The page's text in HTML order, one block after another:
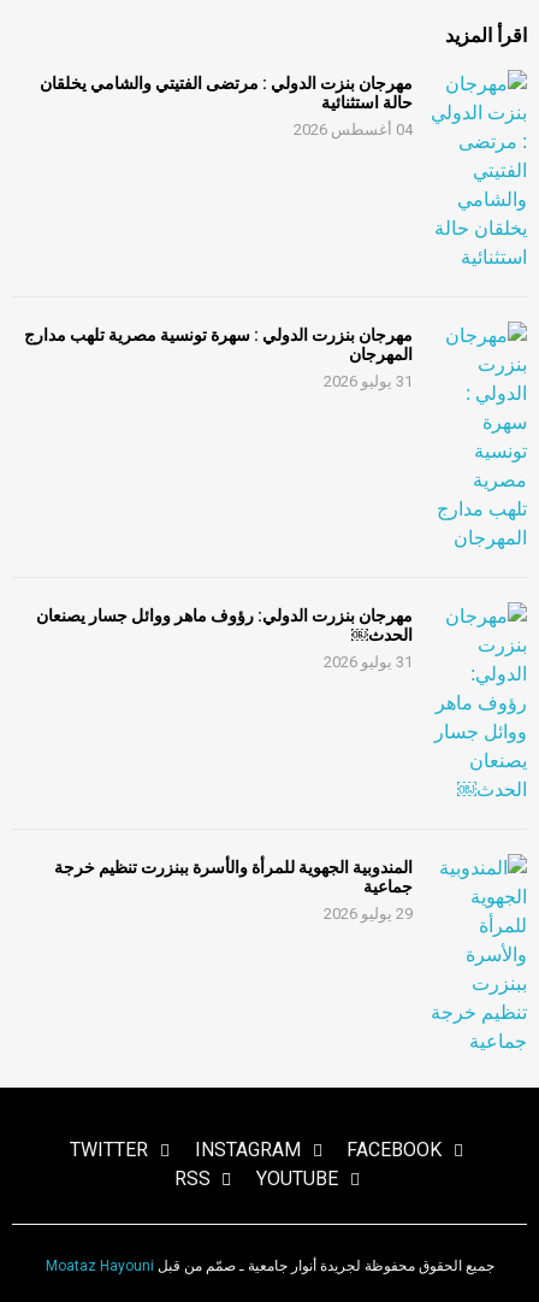
اقرأ المزيد
مهرجان بنزت الدولي : مرتضى الفتيتي والشامي يخلقان
حالة استثنائية
04 أغسطس 2026
مهرجان بنزرت الدولي : سهرة تونسية مصرية تلهب مدارج
المهرجان
31 يوليو 2026
مهرجان بنزرت الدولي: رؤوف ماهر ووائل جسار يصنعان
الحدث￼
31 يوليو 2026
المندوبية الجهوية للمرأة والأسرة ببنزرت تنظيم خرجة
جماعية
29 يوليو 2026
FACEBOOK
INSTAGRAM
TWITTER
YOUTUBE
RSS
جميع الحقوق محفوظة لجريدة أنوار جامعية ـ صمّم من قبل Moataz Hayouni